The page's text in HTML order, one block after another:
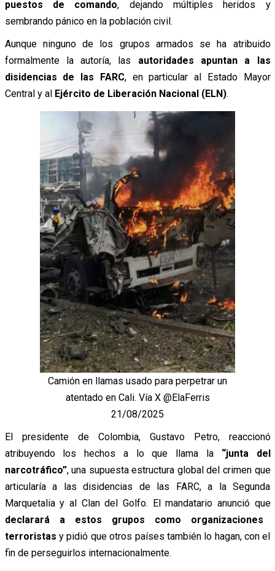
puestos de comando, dejando múltiples heridos y
sembrando pánico en la población civil.
Aunque ninguno de los grupos armados se ha atribuido
formalmente la autoría, las autoridades apuntan a las
disidencias de las FARC, en particular al Estado Mayor
Central y al Ejército de Liberación Nacional (ELN).
Camión en llamas usado para perpetrar un
atentado en Cali. Vía X @ElaFerris
21/08/2025
El presidente de Colombia, Gustavo Petro, reaccionó
atribuyendo los hechos a lo que llama la “junta del
narcotráfico”, una supuesta estructura global del crimen que
articularía a las disidencias de las FARC, a la Segunda
Marquetalia y al Clan del Golfo. El mandatario anunció que
declarará a estos grupos como organizaciones
terroristas y pidió que otros países también lo hagan, con el
fin de perseguirlos internacionalmente.